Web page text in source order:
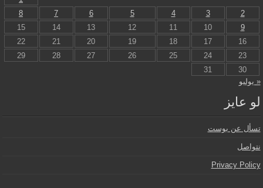
2
3
4
5
6
7
8
9
10
11
12
13
14
15
16
17
18
19
20
21
22
23
24
25
26
27
28
29
30
31
« يوليو
لو عايز
تسأل عن بوست
نتواصل
Privacy Policy